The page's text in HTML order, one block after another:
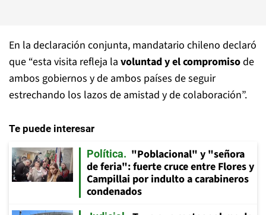
En la declaración conjunta, mandatario chileno declaró
que “esta visita refleja la voluntad y el compromisode
ambos gobiernos y de ambos países de seguir
estrechando los lazos de amistad y de colaboración”.
Te puede interesar
Política
"Poblacional" y "señora
de feria": fuerte cruce entre Flores y
Campillai por indulto a carabineros
condenados